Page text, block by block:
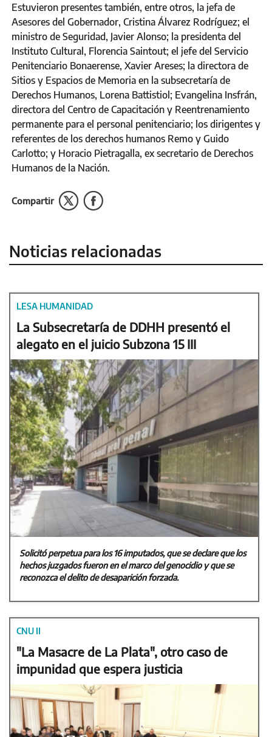
Estuvieron presentes también, entre otros, la jefa de
Asesores del Gobernador, Cristina Álvarez Rodríguez; el
ministro de Seguridad, Javier Alonso; la presidenta del
Instituto Cultural, Florencia Saintout; el jefe del Servicio
Penitenciario Bonaerense, Xavier Areses; la directora de
Sitios y Espacios de Memoria en la subsecretaría de
Derechos Humanos, Lorena Battistiol; Evangelina Insfrán,
directora del Centro de Capacitación y Reentrenamiento
permanente para el personal penitenciario; los dirigentes y
referentes de los derechos humanos Remo y Guido
Carlotto; y Horacio Pietragalla, ex secretario de Derechos
Humanos de la Nación.
Compartir
Noticias relacionadas
LESA HUMANIDAD
La Subsecretaría de DDHH presentó el
alegato en el juicio Subzona 15 III
Solicitó perpetua para los 16 imputados, que se declare que los
hechos juzgados fueron en el marco del genocidio y que se
reconozca el delito de desaparición forzada.
CNU II
"La Masacre de La Plata", otro caso de
impunidad que espera justicia